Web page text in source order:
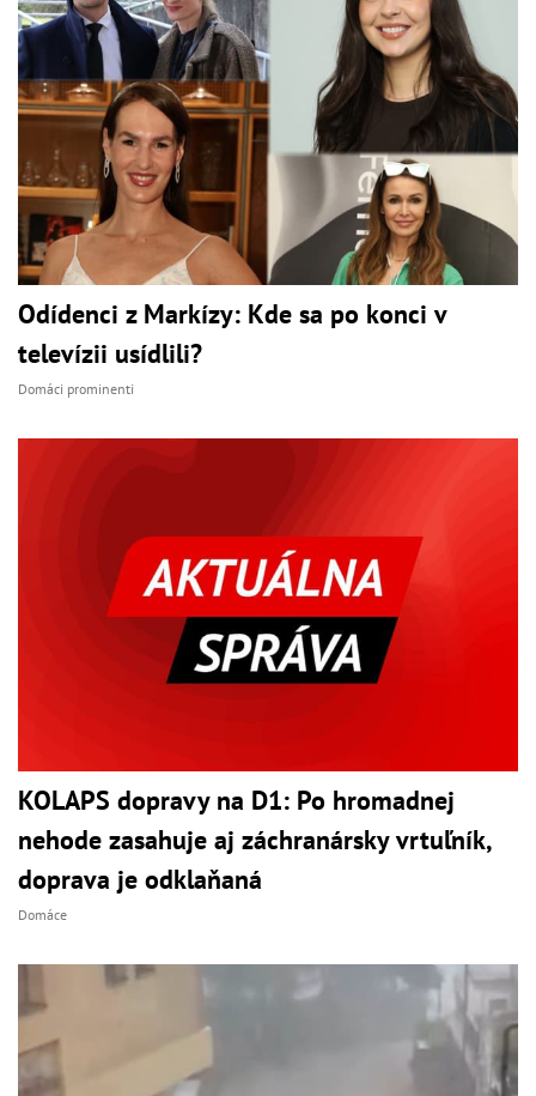
Odídenci z Markízy: Kde sa po konci v
televízii usídlili?
Domáci prominenti
KOLAPS dopravy na D1: Po hromadnej
nehode zasahuje aj záchranársky vrtuľník,
doprava je odklaňaná
Domáce